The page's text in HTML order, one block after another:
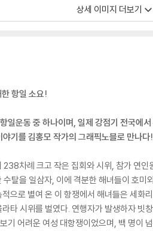
상세 이미지 더보기
항일 소요!
일운동 중 하나이며, 일제 강점기 전국
기를 김홍모 작가의 그래픽노블로 만나다!
차례 크고 작은 집회와 시위, 참가 연
탈을 일삼자, 이에 격분한 해녀들이 호
으로 별여 온 이 항쟁에서 해녀들은 세
타 시위를 벌였다. 연행자가 발생하자
기 어려운 여성 대항쟁이었으며, 백 명이